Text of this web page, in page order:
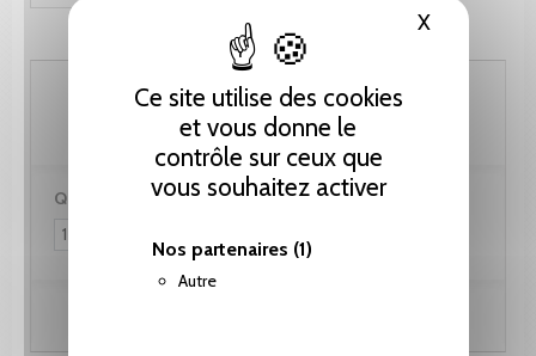
Ce site utilise des cookies
et vous donne le
contrôle sur ceux que
vous souhaitez activer
Nos partenaires (1)
Autre
XMasquer
102.60 CHF
Quantité :